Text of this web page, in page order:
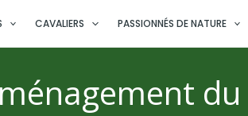
CAVALIERS PASSIONNÉS DE NATURE